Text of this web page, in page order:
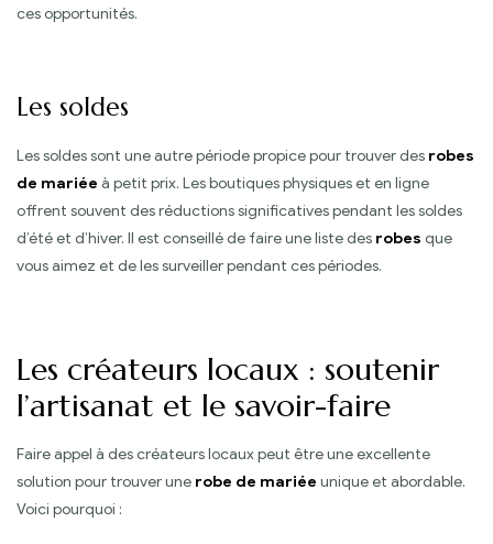
ces opportunités.
Les soldes
Les soldes sont une autre période propice pour trouver des robes
de mariée à petit prix. Les boutiques physiques et en ligne
offrent souvent des réductions significatives pendant les soldes
d’été et d’hiver. Il est conseillé de faire une liste des robes que
vous aimez et de les surveiller pendant ces périodes.
Les créateurs locaux : soutenir
l’artisanat et le savoir-faire
Faire appel à des créateurs locaux peut être une excellente
solution pour trouver une robe de mariée unique et abordable.
Voici pourquoi :